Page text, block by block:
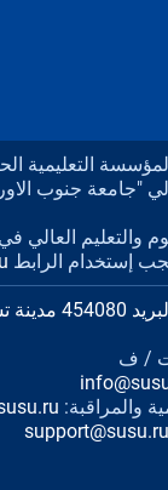
2021م المؤسسة
"جامعة جنوب
والتعليم العالي في
إستخدام الرابط
دولة رسيا
/ ف
والمراقبة:
support@susu.ru